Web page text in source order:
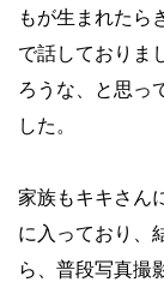
もが生まれたら
で話しておりま
ろうな、と思っ
した。
家族もキキさん
に入っており、
ら、普段写真撮